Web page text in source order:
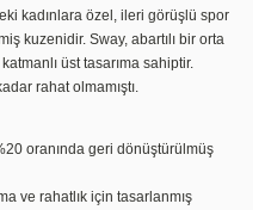
kadınlara özel, ileri görüşlü spor
kuzenidir. Sway, abartılı bir orta
üst tasarıma sahiptir.
rahat olmamıştı.
oranında geri dönüştürülmüş
ve rahatlık için tasarlanmış